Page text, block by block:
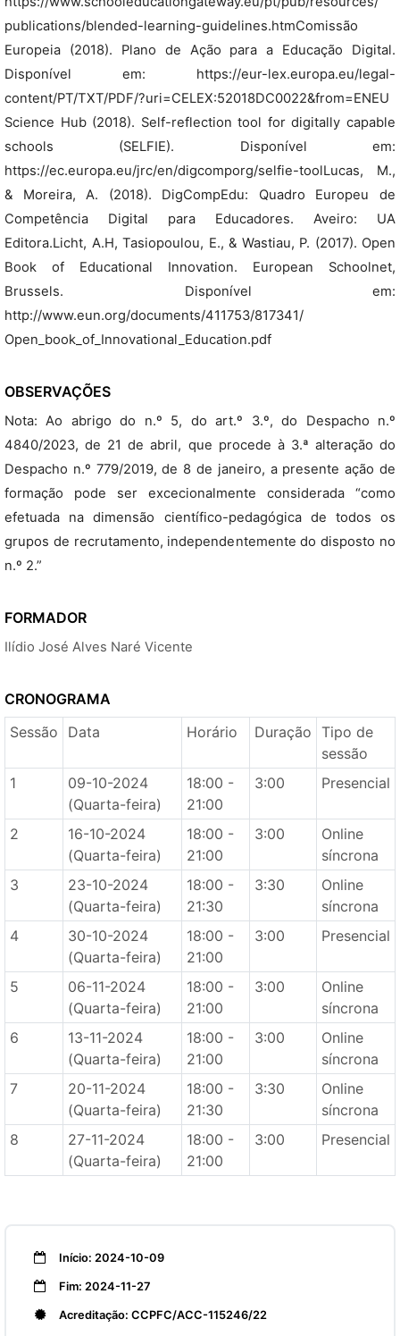
publications/blended-learning-guidelines.htmComissão
Europeia (2018). Plano de Ação para a Educação Digital.
Disponível em: https://eur-lex.europa.eu/legal-
content/PT/TXT/PDF/?uri=CELEX:52018DC0022&from=ENEU
Science Hub (2018). Self-reflection tool for digitally capable
schools (SELFIE). Disponível em:
https://ec.europa.eu/jrc/en/digcomporg/selfie-toolLucas, M.,
& Moreira, A. (2018). DigCompEdu: Quadro Europeu de
Competência Digital para Educadores. Aveiro: UA
Editora.Licht, A.H, Tasiopoulou, E., & Wastiau, P. (2017). Open
Book of Educational Innovation. European Schoolnet,
Brussels. Disponível em:
http://www.eun.org/documents/411753/817341/
Open_book_of_Innovational_Education.pdf
OBSERVAÇÕES
Nota: Ao abrigo do n.º 5, do art.º 3.º, do Despacho n.º
4840/2023, de 21 de abril, que procede à 3.ª alteração do
Despacho n.º 779/2019, de 8 de janeiro, a presente ação de
formação pode ser excecionalmente considerada “como
efetuada na dimensão científico-pedagógica de todos os
grupos de recrutamento, independentemente do disposto no
n.º 2.”
FORMADOR
Ilídio José Alves Naré Vicente
CRONOGRAMA
Sessão
Data Horário Duração Tipo de
sessão
1
09-10-2024
(Quarta-feira)
18:00 -
21:00
3:00 Presencial
2
16-10-2024
(Quarta-feira)
18:00 -
21:00
3:00
Online
síncrona
3
23-10-2024
(Quarta-feira)
18:00 -
21:30
3:30
Online
síncrona
4
30-10-2024
(Quarta-feira)
18:00 -
21:00
3:00 Presencial
5
06-11-2024
(Quarta-feira)
18:00 -
21:00
3:00
Online
síncrona
6
13-11-2024
(Quarta-feira)
18:00 -
21:00
3:00
Online
síncrona
7
20-11-2024
(Quarta-feira)
18:00 -
21:30
3:30
Online
síncrona
8
27-11-2024
(Quarta-feira)
18:00 -
21:00
3:00 Presencial
Início: 2024-10-09
Fim: 2024-11-27
Acreditação: CCPFC/ACC-115246/22